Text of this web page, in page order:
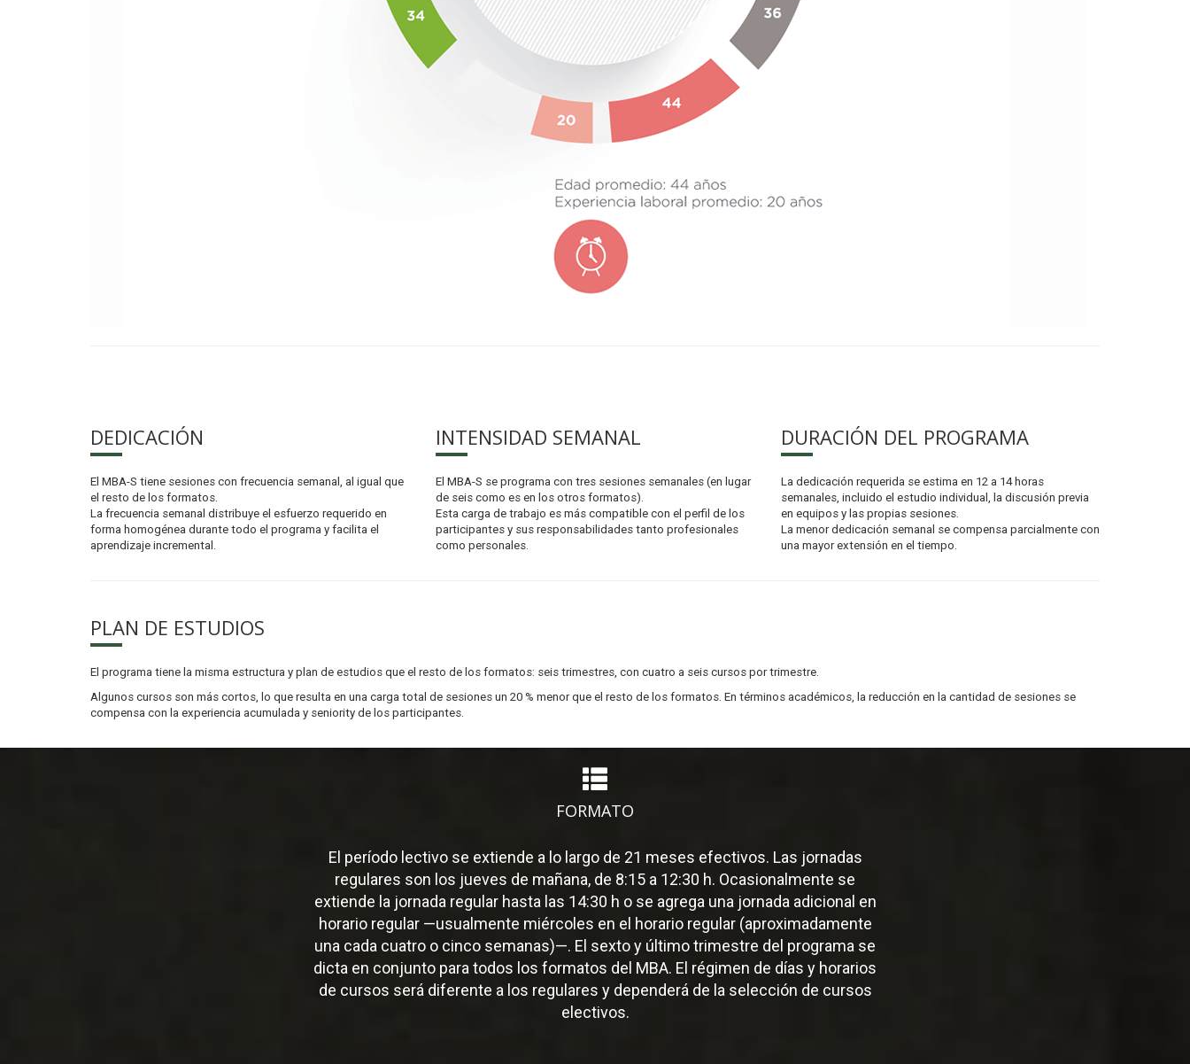
DEDICACIÓN
El MBA-S tiene sesiones con frecuencia semanal, al igual que
el resto de los formatos.
La frecuencia semanal distribuye el esfuerzo requerido en
forma homogénea durante todo el programa y facilita el
aprendizaje incremental.
INTENSIDAD SEMANAL
El MBA-S se programa con tres sesiones semanales (en lugar
de seis como es en los otros formatos).
Esta carga de trabajo es más compatible con el perfil de los
participantes y sus responsabilidades tanto profesionales
como personales.
DURACIÓN DEL PROGRAMA
La dedicación requerida se estima en 12 a 14 horas
semanales, incluido el estudio individual, la discusión previa
en equipos y las propias sesiones.
La menor dedicación semanal se compensa parcialmente con
una mayor extensión en el tiempo.
PLAN DE ESTUDIOS
El programa tiene la misma estructura y plan de estudios que el resto de los formatos: seis trimestres, con cuatro a seis cursos por trimestre.
Algunos cursos son más cortos, lo que resulta en una carga total de sesiones un 20 % menor que el resto de los formatos. En términos académicos, la reducción en la cantidad de sesiones se
compensa con la experiencia acumulada y seniority de los participantes.
FORMATO
El período lectivo se extiende a lo largo de 21 meses efectivos. Las jornadas
regulares son los jueves de mañana, de 8:15 a 12:30 h. Ocasionalmente se
extiende la jornada regular hasta las 14:30 h o se agrega una jornada adicional en
horario regular —usualmente miércoles en el horario regular (aproximadamente
una cada cuatro o cinco semanas)—. El sexto y último trimestre del programa se
dicta en conjunto para todos los formatos del MBA. El régimen de días y horarios
de cursos será diferente a los regulares y dependerá de la selección de cursos
electivos.